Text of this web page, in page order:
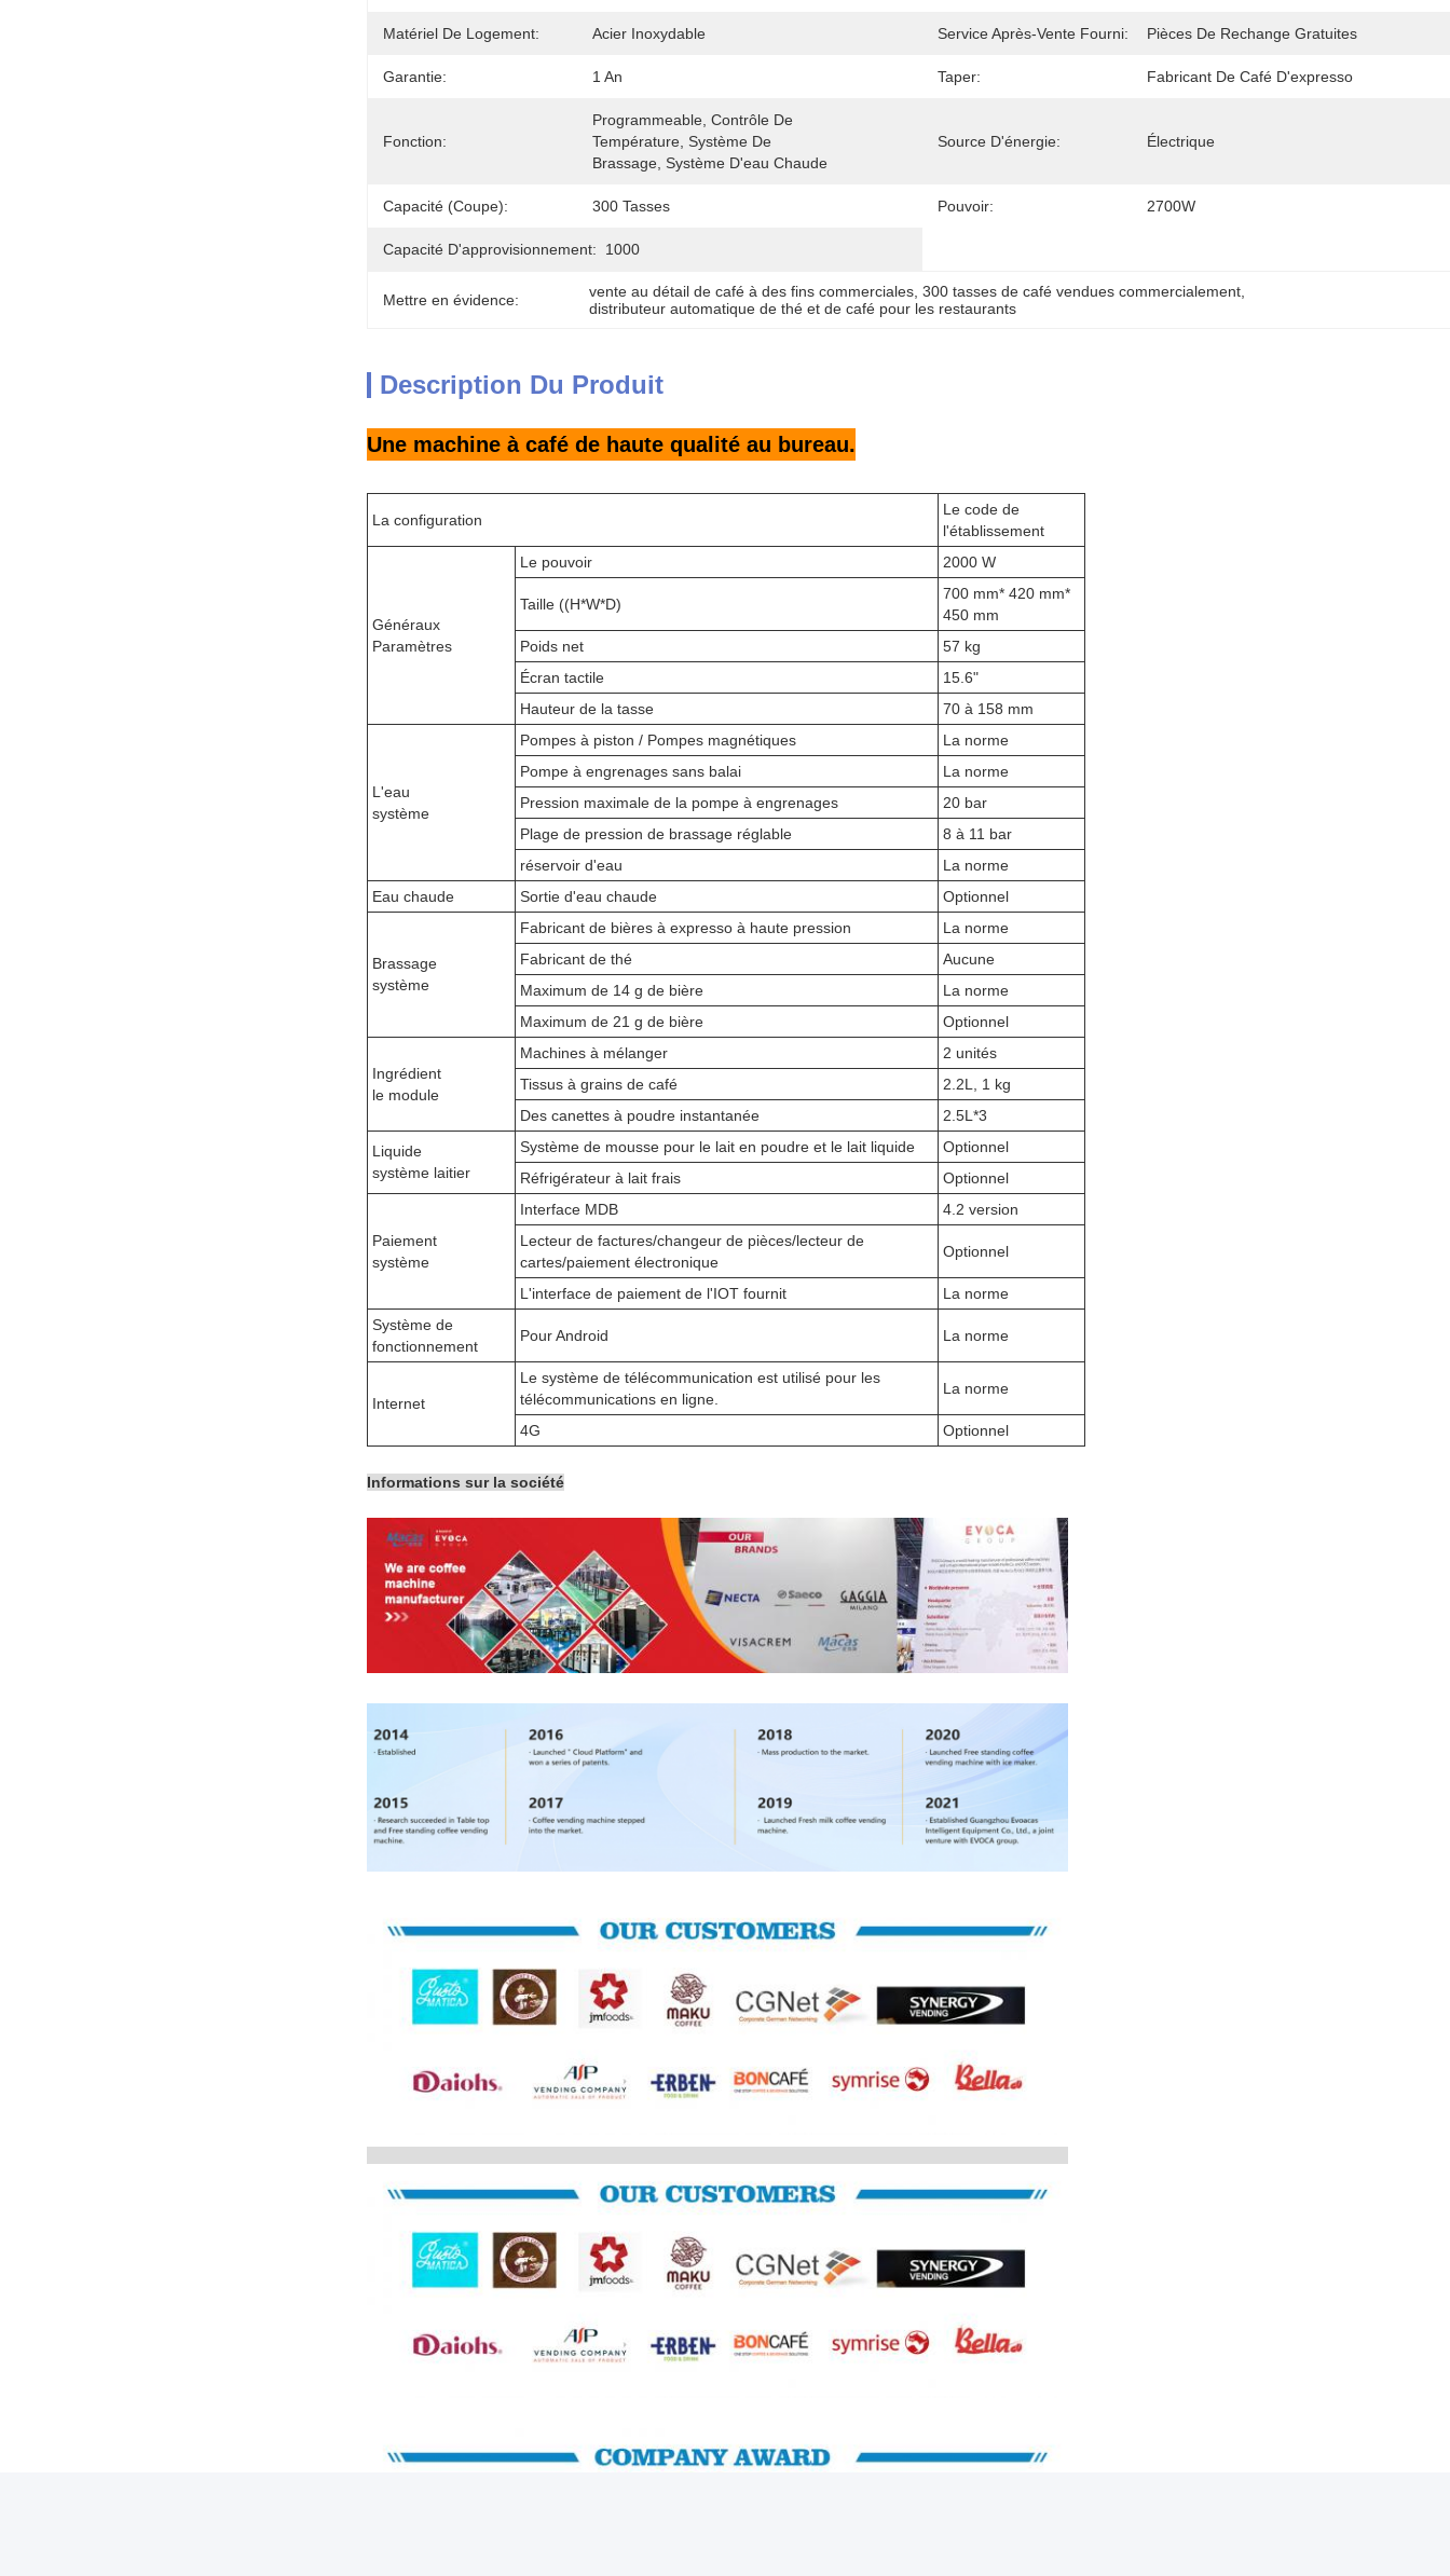
Matériel De Logement: Acier Inoxydable Service Après-Vente Fourni: Pièces De Rechange Gratuites
Garantie: 1 An Taper: Fabricant De Café D'expresso
Fonction:
Programmeable, Contrôle De
Température, Système De
Brassage, Système D'eau Chaude
Source D'énergie: Électrique
Capacité (coupe): 300 Tasses Pouvoir: 2700W
Capacité D'approvisionnement: 1000
Mettre en évidence: vente au détail de café à des fins commerciales , 300 tasses de café vendues commercialement
distributeur automatique de thé et de café pour les restaurants
Description Du Produit
Une machine à café de haute qualité au bureau.
La configuration
Le code de
l'établissement
Généraux
Paramètres
Le pouvoir 2000 W
Taille ((H*W*D)
700 mm* 420 mm*
450 mm
Poids net
57 kg
Écran tactile
15.6"
Hauteur de la tasse
70 à 158 mm
L'eau
système
Pompes à piston / Pompes magnétiques
La norme
Pompe à engrenages sans balai
La norme
Pression maximale de la pompe à engrenages
20 bar
Plage de pression de brassage réglable
8 à 11 bar
réservoir d'eau
La norme
Eau chaude
Sortie d'eau chaude Optionnel
Brassage
système
Fabricant de bières à expresso à haute pression
La norme
Fabricant de thé
Aucune
Maximum de 14 g de bière
La norme
Maximum de 21 g de bière
Optionnel
Ingrédient
le module
Machines à mélanger
2 unités
Tissus à grains de café
2.2L, 1 kg
Des canettes à poudre instantanée
2.5L*3
Liquide
système laitier
Système de mousse pour le lait en poudre et le lait liquide
Optionnel
Réfrigérateur à lait frais
Optionnel
Paiement
système
Interface MDB
4.2 version
Lecteur de factures/changeur de pièces/lecteur de
cartes/paiement électronique
Optionnel
L'interface de paiement de l'IOT fournit
La norme
Système de
fonctionnement
Pour Android La norme
Internet
Le système de télécommunication est utilisé pour les
télécommunications en ligne.
La norme
4G Optionnel
Informations sur la société